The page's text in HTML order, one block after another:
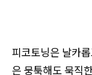
피코토닝은 날카
은 뭉툭해도 묵직